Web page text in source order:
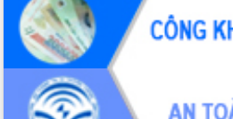
Hội nghị Ban Chấp hành Đảng bộ tỉnh
Đắk Lắk lần thứ 2 (mở rộng)
Tập trung giải phóng mặt bằng, đẩy
nhanh tiến độ Tuyến đường bộ ven
biển
Gỡ khó, khởi công xây dựng, sửa chữa